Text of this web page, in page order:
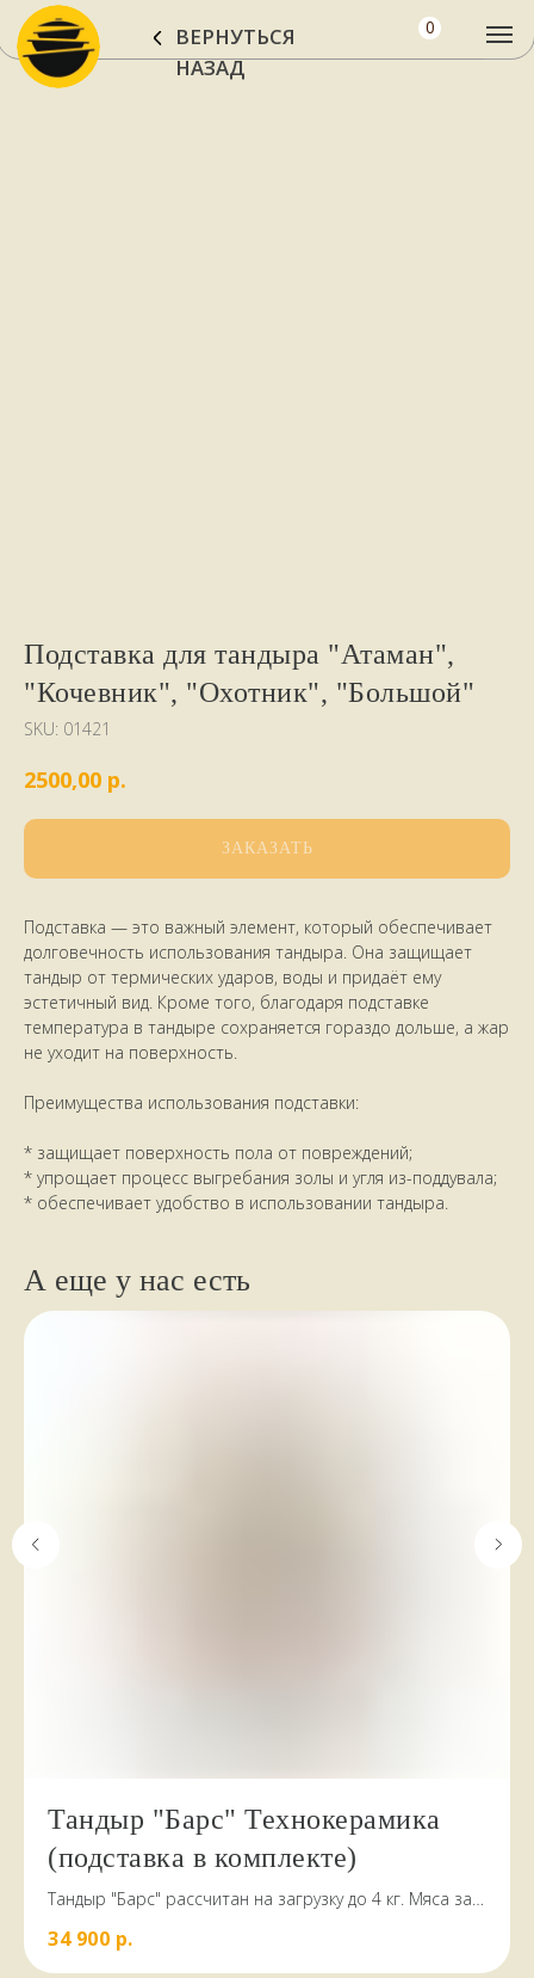
ВЕРНУТЬСЯ
НАЗАД
Подставка для тандыра "Атаман",
"Кочевник", "Охотник", "Большой"
SKU: 01421
2500,00 р.
ЗАКАЗАТЬ
Подставка — это важный элемент, который обеспечивает
долговечность использования тандыра. Она защищает
тандыр от термических ударов, воды и придаёт ему
эстетичный вид. Кроме того, благодаря подставке
температура в тандыре сохраняется гораздо дольше, а жар
не уходит на поверхность.
Преимущества использования подставки:
* защищает поверхность пола от повреждений;
* упрощает процесс выгребания золы и угля из-поддувала;
* обеспечивает удобство в использовании тандыра.
А еще у нас есть
Тандыр "Барс" Технокерамика
(подставка в комплекте)
Тандыр "Барс" рассчитан на загрузку до 4 кг. Мяса за
34 900 р.
КАК МЫ РАБОТАЕМ,